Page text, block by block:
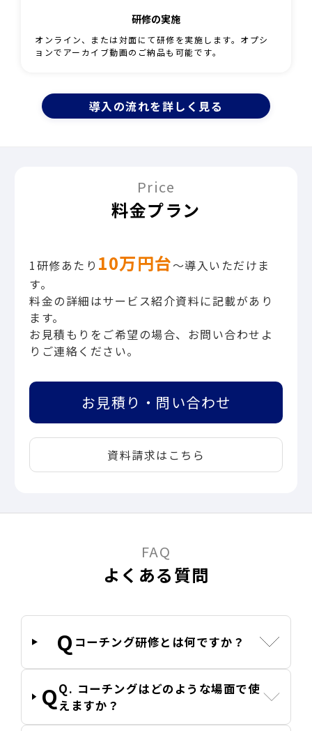
研修の実施
オンライン、または対面にて研修を実施します。オプシ
ョンでアーカイブ動画のご納品も可能です。
導入の流れを詳しく見る
Price
料金プラン
1研修あたり 10万円台〜導入いただけま
す。
料金の詳細はサービス紹介資料に記載があり
ます。
お見積もりをご希望の場合、お問い合わせよ
りご連絡ください。
お見積り・問い合わせ
資料請求はこちら
FAQ
よくある質問
コーチング研修とは何ですか？
Q. コーチングはどのような場面で使
えますか？